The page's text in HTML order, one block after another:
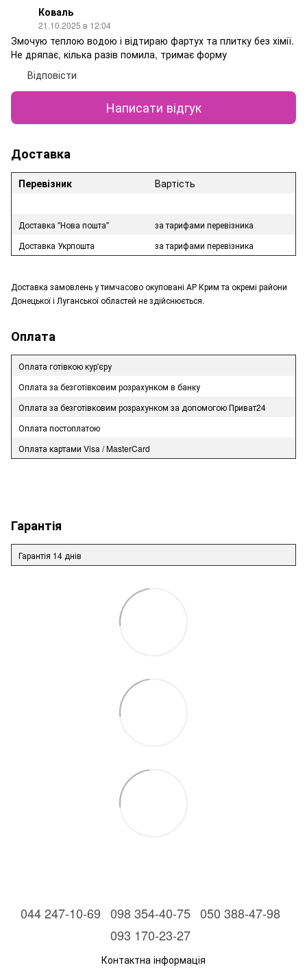
Коваль
21.10.2025 в 12:04
Змочую теплою водою і відтираю фартух та плитку без хімії.
Не дряпає, кілька разів помила, тримає форму
Відповісти
Написати відгук
Доставка
Перевізник Вартість
Доставка "Нова пошта"
за тарифами перевізника
Доставка Укрпошта
за тарифами перевізника
Доставка замовлень у тимчасово окуповані АР Крим та окремі райони
Донецької і Луганської областей не здійснюється.
Оплата
Оплата готівкою кур'єру
Оплата за безготівковим розрахунком в банку
Оплата за безготівковим розрахунком за допомогою Приват24
Оплата постоплатою
Оплата картами Visa / MasterCard
Гарантія
Гарантія 14 днів
044 247-10-69 098 354-40-75 050 388-47-98
093 170-23-27
Контактна інформація